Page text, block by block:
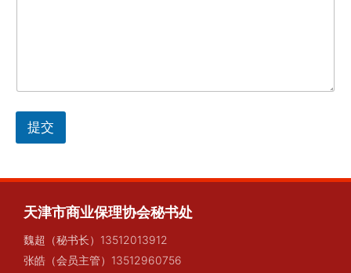
提交
天津市商业保理协会秘书处
魏超（秘书长）13512013912
张皓（会员主管）13512960756